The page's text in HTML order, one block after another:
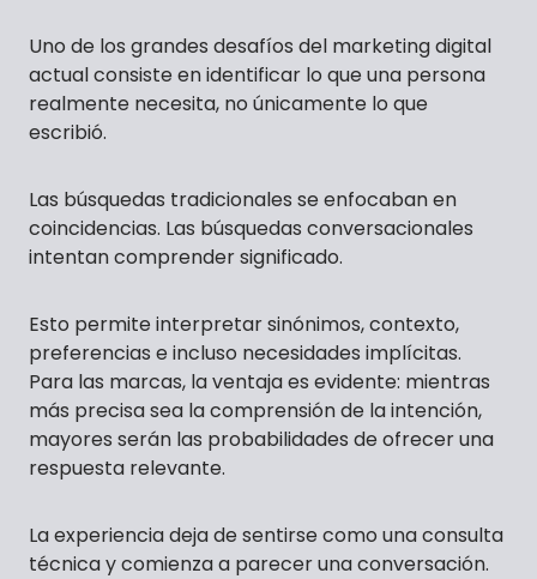
Uno de los grandes desafíos del marketing digital
actual consiste en identificar lo que una persona
realmente necesita, no únicamente lo que
escribió.
Las búsquedas tradicionales se enfocaban en
coincidencias. Las búsquedas conversacionales
intentan comprender significado.
Esto permite interpretar sinónimos, contexto,
preferencias e incluso necesidades implícitas.
Para las marcas, la ventaja es evidente: mientras
más precisa sea la comprensión de la intención,
mayores serán las probabilidades de ofrecer una
respuesta relevante.
La experiencia deja de sentirse como una consulta
técnica y comienza a parecer una conversación.